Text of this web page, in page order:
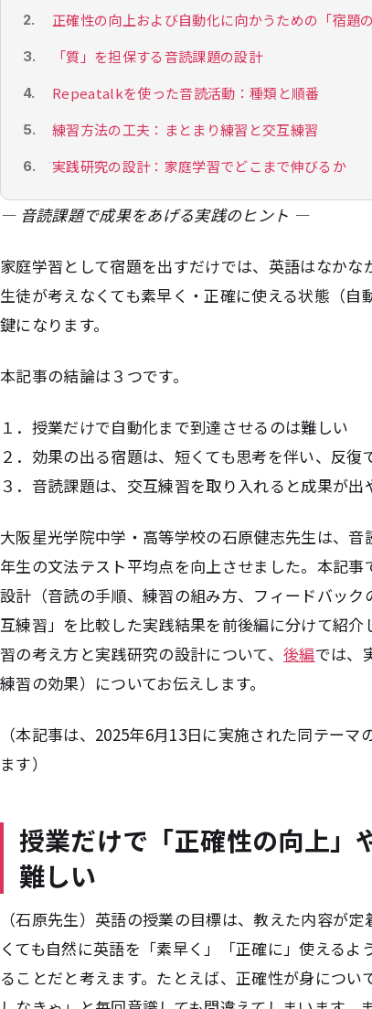
正確性の向上および自動化に向かうための「宿題の
「質」を担保する音読課題の設計
Repeatalkを使った音読活動：種類と順番
練習方法の工夫：まとまり練習と交互練習
実践研究の設計：家庭学習でどこまで伸びるか
— 音読課題で成果をあげる実践のヒント —
家庭学習として宿題を出すだけでは、英語はなかな
生徒が考えなくても素早く・正確に使える状態（
鍵になります。
本記事の結論は３つです。
１．授業だけで自動化まで到達させるのは難しい
２．効果の出る宿題は、短くても思考を伴い、反復
３．音読課題は、交互練習を取り入れると成果が出
大阪星光学院中学・高等学校の石原健志先生は、
年生の文法テスト平均点を向上させました。本記
設計（音読の手順、練習の組み方、フィードバッ
互練習」を比較した実践結果を前後編に分けて紹介
習の考え方と実践研究の設計について、後編では、
練習の効果）についてお伝えします。
（本記事は、2025年6月13日に実施された同テー
ます）
授業だけで「正確性の向上」
難しい
（石原先生）英語の授業の目標は、教えた内容が
くても自然に英語を「素早く」「正確に」使える
ることだと考えます。たとえば、正確性が身につ